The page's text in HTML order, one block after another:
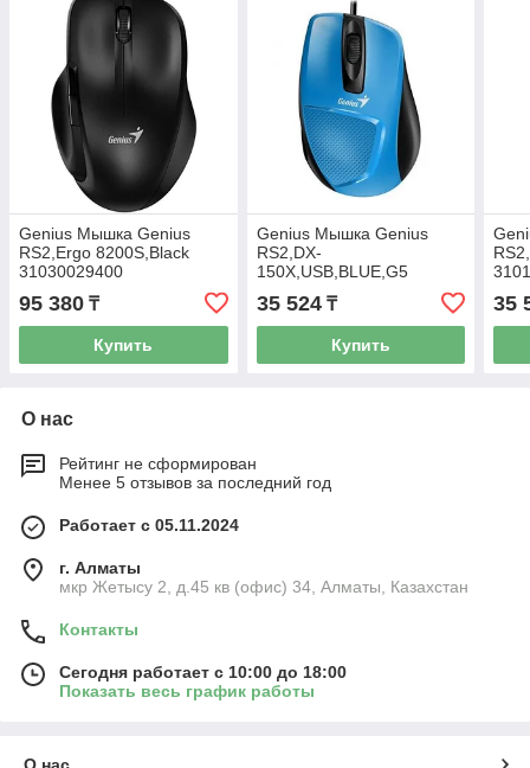
Genius Мышка Genius
RS2,Ergo 8200S,Black
31030029400
95 380 ₸
Купить
Genius Мышка Genius
RS2,DX-
150X,USB,BLUE,G5
31010231102
35 524₸
Купить
35
О нас
Рейтинг не сформирован
Менее 5 отзывов за последний год
Работает с 05.11.2024
г. Алматы
мкр Жетысу 2, д.45 кв (офис) 34, Алматы, Казахстан
Контакты
Сегодня работает с 10:00 до 18:00
Показать весь график работы